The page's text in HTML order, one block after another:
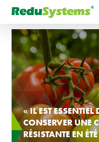
RECHERCHE
FR
« IL EST ESSENTIEL
CONSERVER UNE
RÉSISTANTE EN